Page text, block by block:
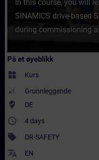
In this course, you will
SINAMICS drive-based
during commissioning
På et øyeblikk
widgets Kurs
Grunnleggende
where_to_vote DE
access_time 4 days
sell DR-SAFETY
translate EN